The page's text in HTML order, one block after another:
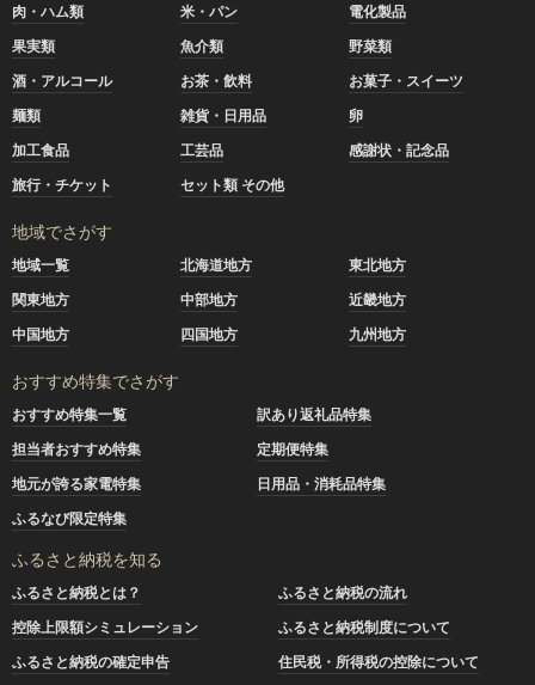
肉・ハム類 米・パン
電化製品
果実類
魚介類
野菜類
酒・アルコール
お茶・飲料
お菓子・スイーツ
麺類
雑貨・日用品
卵
加工食品
工芸品
感謝状・記念品
旅行・チケット
セット類 その他
地域でさがす
地域一覧 北海道地方
東北地方
関東地方
中部地方
近畿地方
中国地方
四国地方 九州地方
おすすめ特集でさがす
おすすめ特集一覧
訳あり返礼品特集
担当者おすすめ特集
定期便特集
地元が誇る家電特集
日用品・消耗品特集
ふるなび限定特集
ふるさと納税を知る
ふるさと納税とは？
ふるさと納税の流れ
控除上限額シミュレーション
ふるさと納税制度について
ふるさと納税の確定申告
住民税・所得税の控除について